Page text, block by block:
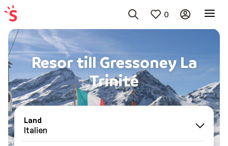
0
Resor till Gressoney La
Trinité
Land
Italien